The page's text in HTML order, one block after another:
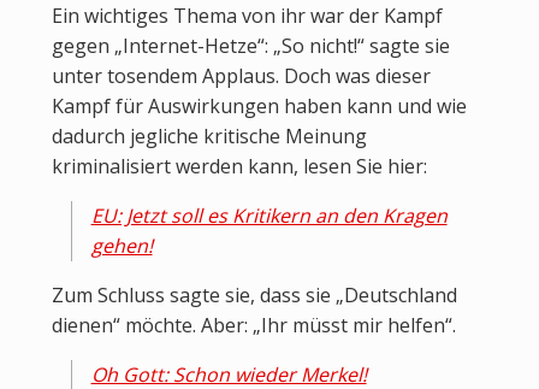
Ein wichtiges Thema von ihr war der Kampf
gegen „Internet-Hetze“: „So nicht!“ sagte sie
unter tosendem Applaus. Doch was dieser
Kampf für Auswirkungen haben kann und wie
dadurch jegliche kritische Meinung
kriminalisiert werden kann, lesen Sie hier:
EU: Jetzt soll es Kritikern an den Kragen
gehen!
Zum Schluss sagte sie, dass sie „Deutschland
dienen“ möchte. Aber: „Ihr müsst mir helfen“.
Oh Gott: Schon wieder Merkel!